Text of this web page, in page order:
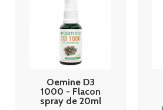
Oemine D3
1000 - Flacon
spray de 20ml